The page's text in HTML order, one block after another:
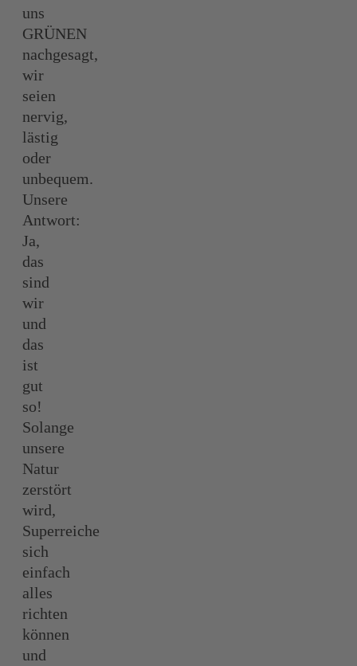
uns
GRÜNEN
nachgesagt,
wir
seien
nervig,
lästig
oder
unbequem.
Unsere
Antwort:
Ja,
das
sind
wir
und
das
ist
gut
so!
Solange
unsere
Natur
zerstört
wird,
Superreiche
sich
einfach
alles
richten
können
und